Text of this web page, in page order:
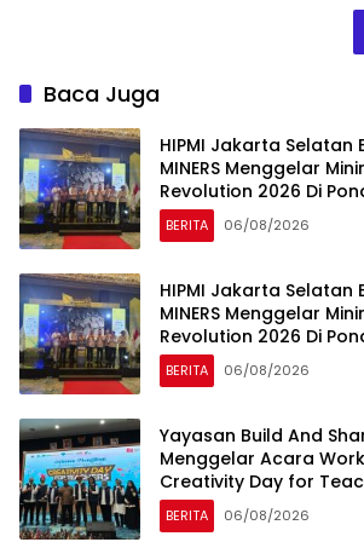
Baca Juga
HIPMI Jakarta Selatan
MINERS Menggelar
Revolution 2026 Di
Jakarta
BERITA 06/08/2026
HIPMI Jakarta Selatan
MINERS Menggelar
Revolution 2026 Di
Jakarta
BERITA 06/08/2026
Yayasan Build And
Menggelar Acara
Creativity Day for
Dibuka Resmi
DKI Jakarta)
BERITA 06/08/2026